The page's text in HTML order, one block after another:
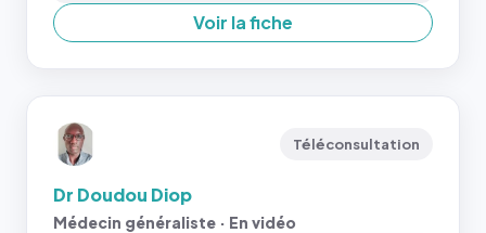
Voir la fiche
Téléconsultation
Dr Doudou Diop
Médecin généraliste · En vidéo